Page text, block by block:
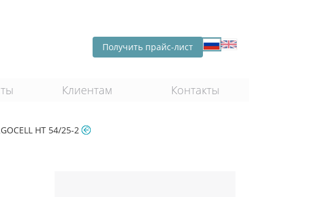
Получить прайс-лист
Клиентам Контакты
HT 54/25-2